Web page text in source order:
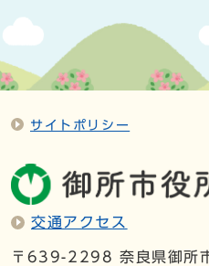
サイトポリシー
交通アクセス
〒639-2298 奈良県御所